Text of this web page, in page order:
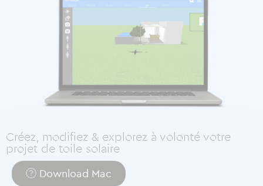
Créez, modifiez & explorez à volonté votre
projet de toile solaire
Download Mac